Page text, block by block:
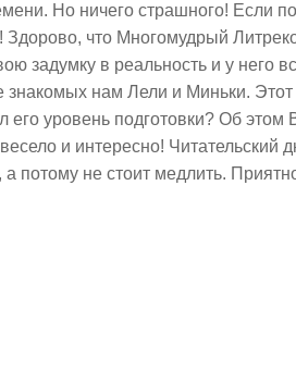
Но ничего страшного! Если
Здорово, что Многомудрый
задумку в реальность и у него
знакомых нам Лели и Миньки. Этот
его уровень подготовки? Об
и интересно! Читательский
потому не стоит медлить.